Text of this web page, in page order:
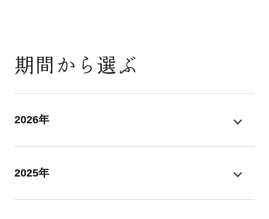
期間から選ぶ
2026年
2025年